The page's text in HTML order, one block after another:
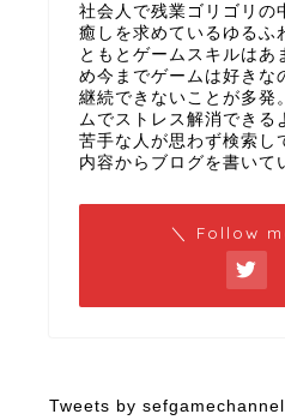
社会人で残業ゴリゴリの
癒しを求めているゆるふ
ともとゲームスキルはあ
め今までゲームは好きな
継続できないことが多発
ムでストレス解消できる
苦手な人が思わず検索し
内容からブログを書いて
＼ Follow
Tweets by sefgamechannel